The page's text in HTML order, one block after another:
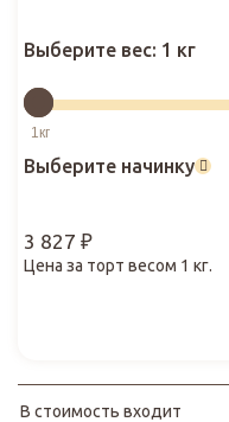
Выберите вес: 1 кг
Выберите начинку
3 827 ₽
Цена за торт весом 1 кг.
В стоимость входит